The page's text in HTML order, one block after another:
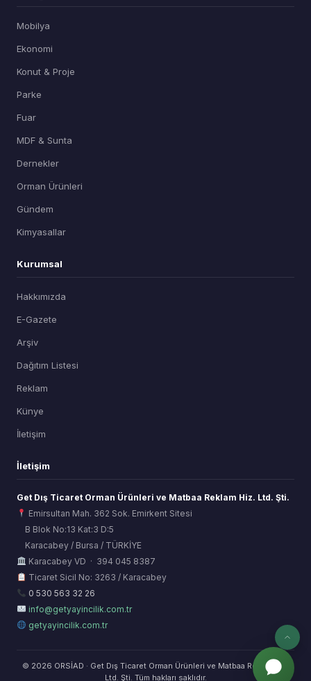
Mobilya
Ekonomi
Konut & Proje
Parke
Fuar
MDF & Sunta
Dernekler
Orman Ürünleri
Gündem
Kimyasallar
Kurumsal
Hakkımızda
E-Gazete
Arşiv
Dağıtım Listesi
Reklam
Künye
İletişim
İletişim
Get Dış Ticaret Orman Ürünleri ve Matbaa Reklam Hiz. Ltd. Şti.
Emirsultan Mah. 362 Sok. Emirkent Sitesi
B Blok No:13 Kat:3 D:5
Karacabey / Bursa / TÜRKİYE
Karacabey VD · 394 045 8387
Ticaret Sicil No: 3263 / Karacabey
0 530 563 32 26
info@getyayincilik.com.tr
getyayincilik.com.tr
© 2026 ORSİAD · Get Dış Ticaret Orman Ürünleri ve Matbaa Reklam Hiz.
Ltd. Şti. Tüm hakları saklıdır.
ORSİAD AI
Sektörel Hafıza Asistanı